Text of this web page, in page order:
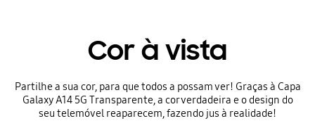
Cor à vista
Partilhe a sua cor, para que todos a possam ver! Graças à Capa
Galaxy A14 5G Transparente, a cor verdadeira e o design do
seu telemóvel reaparecem, fazendo jus à realidade!